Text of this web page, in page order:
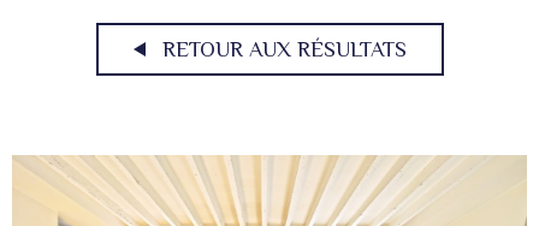
RETOUR AUX RÉSULTATS